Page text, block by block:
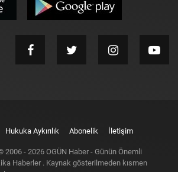
Hukuka Aykırılık Abonelik İletişim
2006 - 2026 OGÜN Haber - Günün Önemli
Haberler . Kaynak gösterilmeden kısmen